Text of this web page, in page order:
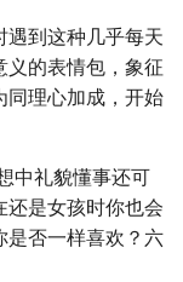
遇到这种几乎每天
义的表情包，象征
同理心加成，开始
中礼貌懂事还可
还是女孩时你也会
是否一样喜欢？六